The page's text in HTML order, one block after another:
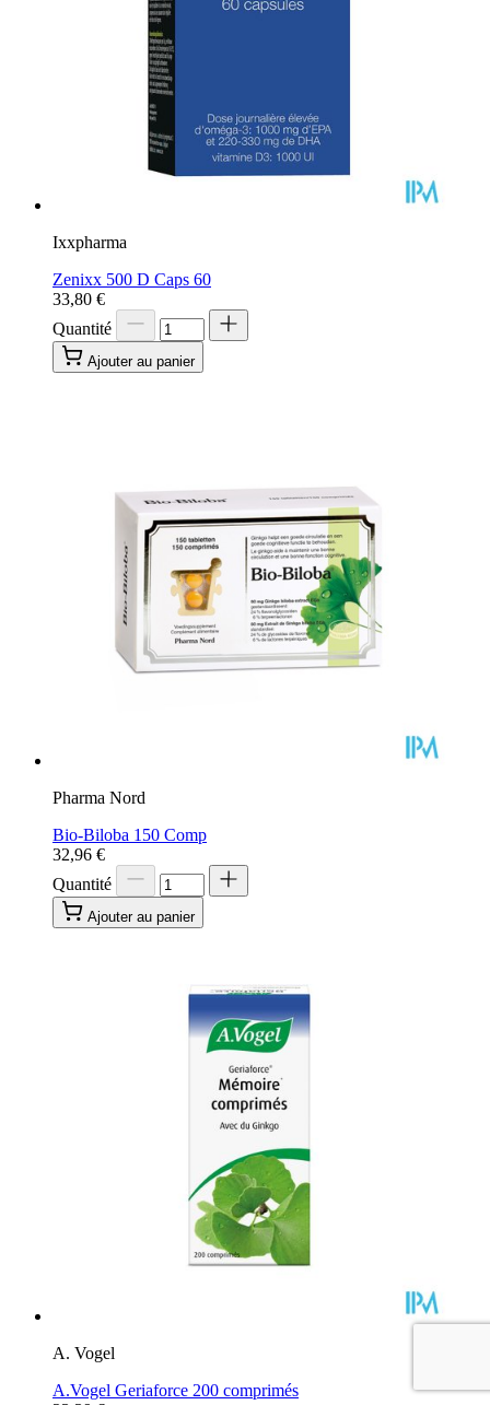
Ixxpharma
Zenixx 500 D Caps 60
33,80 €
Quantité
Ajouter au panier
Pharma Nord
Bio-Biloba 150 Comp
32,96 €
Quantité
Ajouter au panier
A. Vogel
A.Vogel Geriaforce 200 comprimés